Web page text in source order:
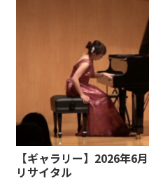
【ギャラリー】2026年6
リサイタル